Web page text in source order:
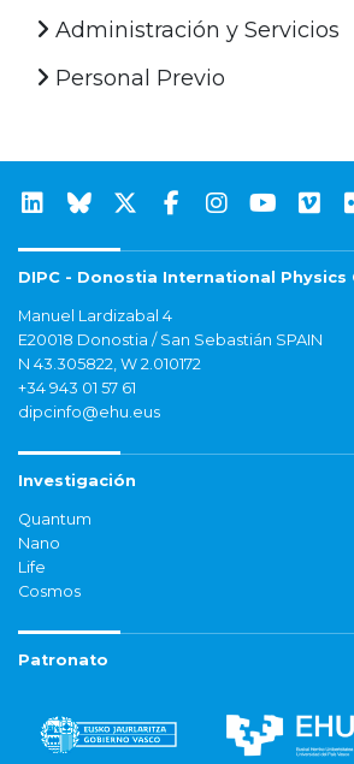
Administración y Servicios
Personal Previo
DIPC - Donostia International Physics
Manuel Lardizabal 4
E20018 Donostia / San Sebastián SPAIN
N 43.305822, W 2.010172
+34 943 01 57 61
dipcinfo@ehu.eus
Investigación
Quantum
Nano
Life
Cosmos
Patronato